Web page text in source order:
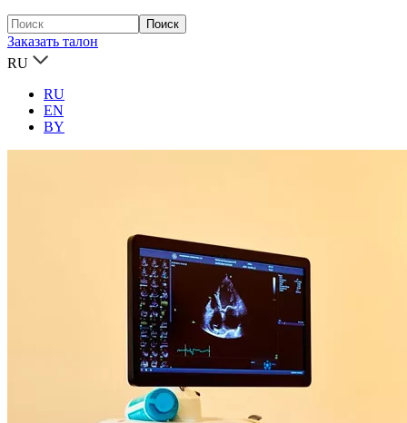
Заказать талон
RU
RU
EN
BY